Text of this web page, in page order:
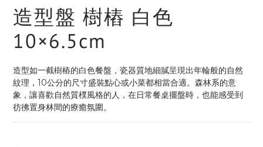
造型盤 樹樁 白色
10×6.5cm
造型如一截樹樁的白色餐盤，瓷器質地細膩呈現出年輪般的自然
紋理，10公分的尺寸盛裝點心或小菜都相當合適。森林系的意
象，讓喜歡自然質樸風格的人，在日常餐桌擺盤時，也能感受到
彷彿置身林間的療癒氛圍。